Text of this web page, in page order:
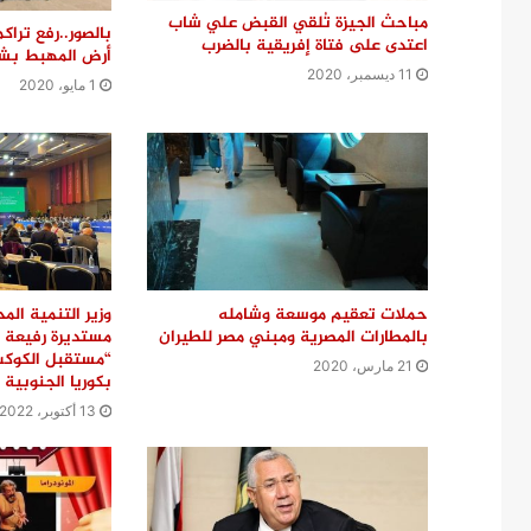
مباحث الجيزة تُلقي القبض علي شاب
اعتدى على فتاة إفريقية بالضرب
11 ديسمبر، 2020
بالصور..رفع
أرض المهبط
1 مايو، 2020
حملات تعقيم موسعة وشامله
بالمطارات المصرية ومبني مصر للطيران
21 مارس، 2020
وزير التنمية
مستديرة
“مستقبل
بكوريا الجنوبية
13 أكتوبر، 2022